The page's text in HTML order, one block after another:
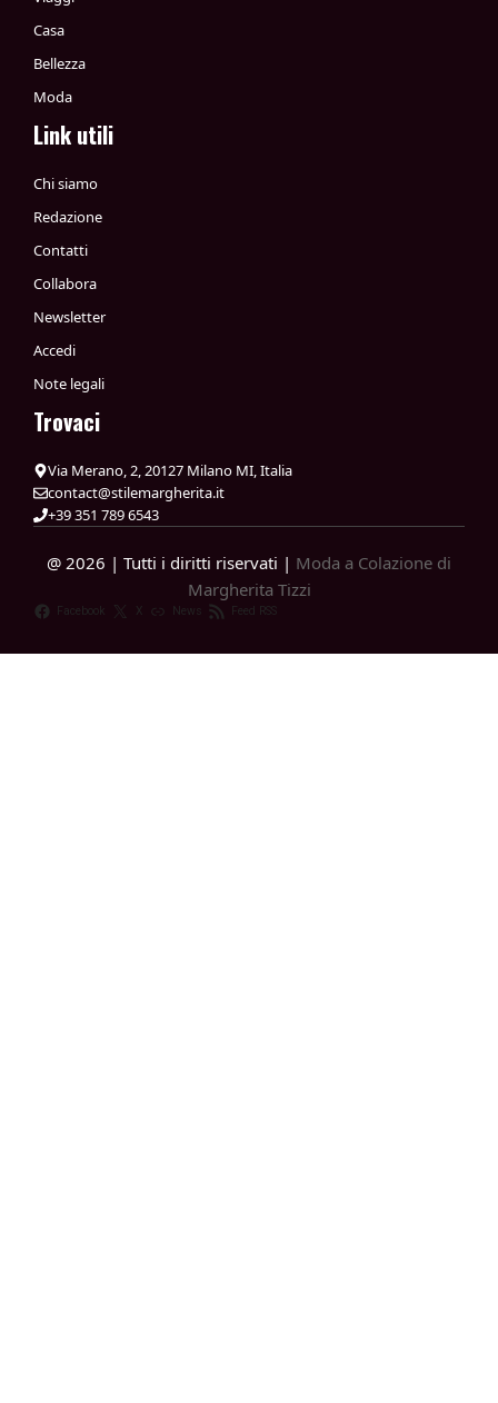
Casa
Bellezza
Moda
Link utili
Chi siamo
Redazione
Contatti
Collabora
Newsletter
Accedi
Note legali
Trovaci
Via Merano, 2, 20127 Milano MI, Italia
contact@stilemargherita.it
+39 351 789 6543
@ 2026 | Tutti i diritti riservati | Moda a Colazione di
Margherita Tizzi
Facebook X News Feed RSS